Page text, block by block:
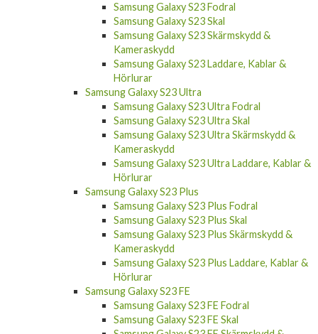
Samsung Galaxy S23 Fodral
Samsung Galaxy S23 Skal
Samsung Galaxy S23 Skärmskydd &
Kameraskydd
Samsung Galaxy S23 Laddare, Kablar &
Hörlurar
Samsung Galaxy S23 Ultra
Samsung Galaxy S23 Ultra Fodral
Samsung Galaxy S23 Ultra Skal
Samsung Galaxy S23 Ultra Skärmskydd &
Kameraskydd
Samsung Galaxy S23 Ultra Laddare, Kablar &
Hörlurar
Samsung Galaxy S23 Plus
Samsung Galaxy S23 Plus Fodral
Samsung Galaxy S23 Plus Skal
Samsung Galaxy S23 Plus Skärmskydd &
Kameraskydd
Samsung Galaxy S23 Plus Laddare, Kablar &
Hörlurar
Samsung Galaxy S23 FE
Samsung Galaxy S23 FE Fodral
Samsung Galaxy S23 FE Skal